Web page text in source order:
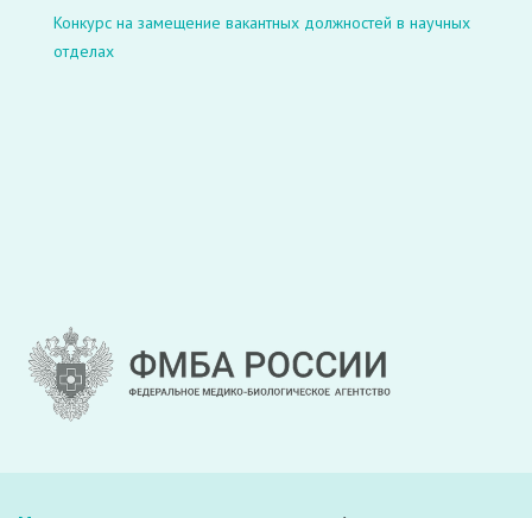
Конкурс на замещение вакантных должностей в научных
отделах